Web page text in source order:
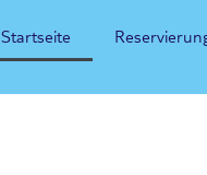
Startseite